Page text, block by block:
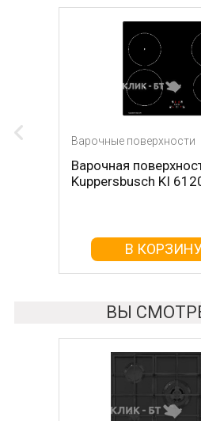
Варочные поверхности
Варочная
Kuppersbusch KI
В
Варочные поверхности
Варочная
DIETRICH DPI7884W
В
ВЫ